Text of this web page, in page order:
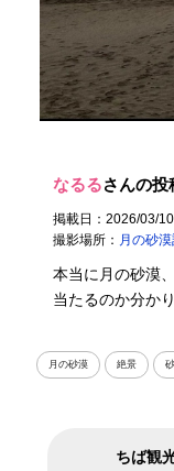
なるるさんの投
掲載日：2026/03/10
撮影場所： 月の砂
本当に月の砂漠
当たるのか分か
月の砂漠 絶景
ちば観